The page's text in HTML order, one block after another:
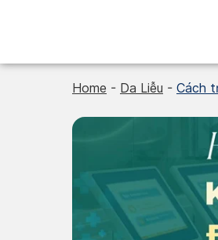
Home - Da Liễu - Cách